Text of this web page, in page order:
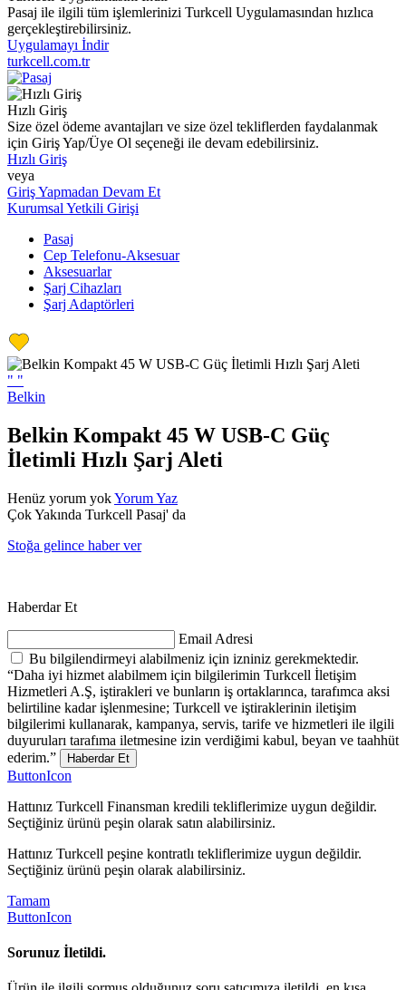
Pasaj ile ilgili tüm işlemlerinizi Turkcell Uygulamasından hızlıca
gerçekleştirebilirsiniz.
Uygulamayı İndir
turkcell.com.tr
Hızlı Giriş
Size özel ödeme avantajları ve size özel tekliflerden faydalanmak
için Giriş Yap/Üye Ol seçeneği ile devam edebilirsiniz.
Hızlı Giriş
veya
Giriş Yapmadan Devam Et
Kurumsal Yetkili Girişi
Pasaj
Cep Telefonu-Aksesuar
Aksesuarlar
Şarj Cihazları
Şarj Adaptörleri
" "
Belkin
Belkin Kompakt 45 W USB-C Güç
İletimli Hızlı Şarj Aleti
Henüz yorum yokYorum Yaz
Çok Yakında Turkcell Pasaj' da
Stoğa gelince haber ver
Haberdar Et
Email Adresi
Bu bilgilendirmeyi alabilmeniz için izniniz gerekmektedir.
“Daha iyi hizmet alabilmem için bilgilerimin Turkcell İletişim
Hizmetleri A.Ş, iştirakleri ve bunların iş ortaklarınca, tarafımca aksi
belirtiline kadar işlenmesine; Turkcell ve iştiraklerinin iletişim
bilgilerimi kullanarak, kampanya, servis, tarife ve hizmetleri ile ilgili
duyuruları tarafıma iletmesine izin verdiğimi kabul, beyan ve taahhüt
ederim.”
Haberdar Et
ButtonIcon
Hattınız Turkcell Finansman kredili tekliflerimize uygun değildir.
Seçtiğiniz ürünü peşin olarak satın alabilirsiniz.
Hattınız Turkcell peşine kontratlı tekliflerimize uygun değildir.
Seçtiğiniz ürünü peşin olarak alabilirsiniz.
Tamam
ButtonIcon
Sorunuz İletildi.